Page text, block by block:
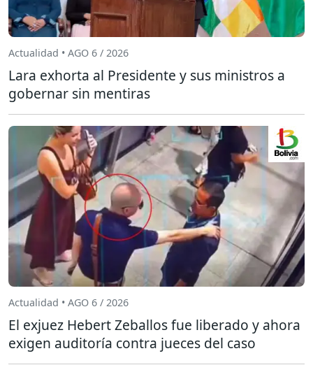
Actualidad • AGO 6 / 2026
Lara exhorta al Presidente y sus ministros a
gobernar sin mentiras
Actualidad • AGO 6 / 2026
El exjuez Hebert Zeballos fue liberado y ahora
exigen auditoría contra jueces del caso